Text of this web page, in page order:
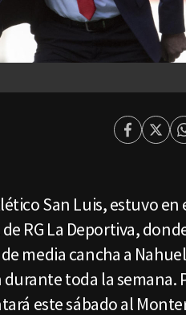
Facebook
San Luis, estuvo en
RG La Deportiva,
media cancha a
toda la semana.
este sábado al